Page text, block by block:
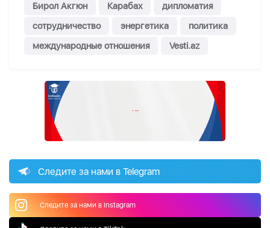
Бирол Акгюн
Карабах
дипломатия
сотрудничество
энергетика
политика
международные отношения
Vesti.az
Следите за нами в Telegram
Следите за нами в Instagram